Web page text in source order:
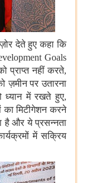
देते हुए कहा कि
Goals
प्राप्त नहीं करते,
ज़मीन पर उतारना
ध्यान में रखते हुए,
मिटीगेशन करने
है और ये प्रसन्नता
में सक्रिय